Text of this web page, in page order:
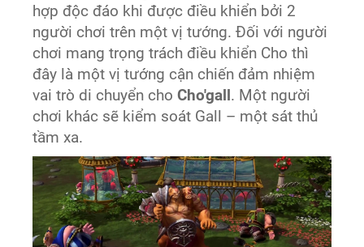
hợp độc đáo khi được điều khiển bởi 2
người chơi trên một vị tướng. Đối với người
chơi mang trọng trách điều khiển Cho thì
đây là một vị tướng cận chiến đảm nhiệm
vai trò di chuyển choCho'gall . Một người
chơi khác sẽ kiểm soát Gall – một sát thủ
tầm xa.